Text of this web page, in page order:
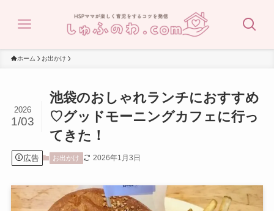
ホーム お出かけ
池袋のおしゃれランチにおすすめ
♡グッドモーニングカフェに行っ
てきた！
2026
1/03
広告 お出かけ 2026年1月3日